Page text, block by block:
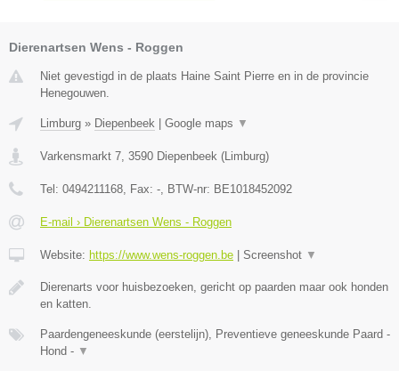
Dierenartsen Wens - Roggen
Niet gevestigd in de plaats Haine Saint Pierre en in de provincie
Henegouwen.
Limburg » Diepenbeek | Google maps ▼
Varkensmarkt 7 3590 Diepenbeek (Limburg)
Tel: 0494211168 , Fax: - , BTW-nr: BE1018452092
E-mail › Dierenartsen Wens - Roggen
Website: https://www.wens-roggen.be | Screenshot ▼
Dierenarts voor huisbezoeken, gericht op paarden maar ook honden
en katten.
Paardengeneeskunde (eerstelijn), Preventieve geneeskunde Paard -
Hond - ▼